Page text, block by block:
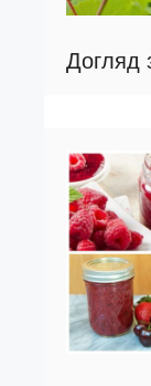
Догляд